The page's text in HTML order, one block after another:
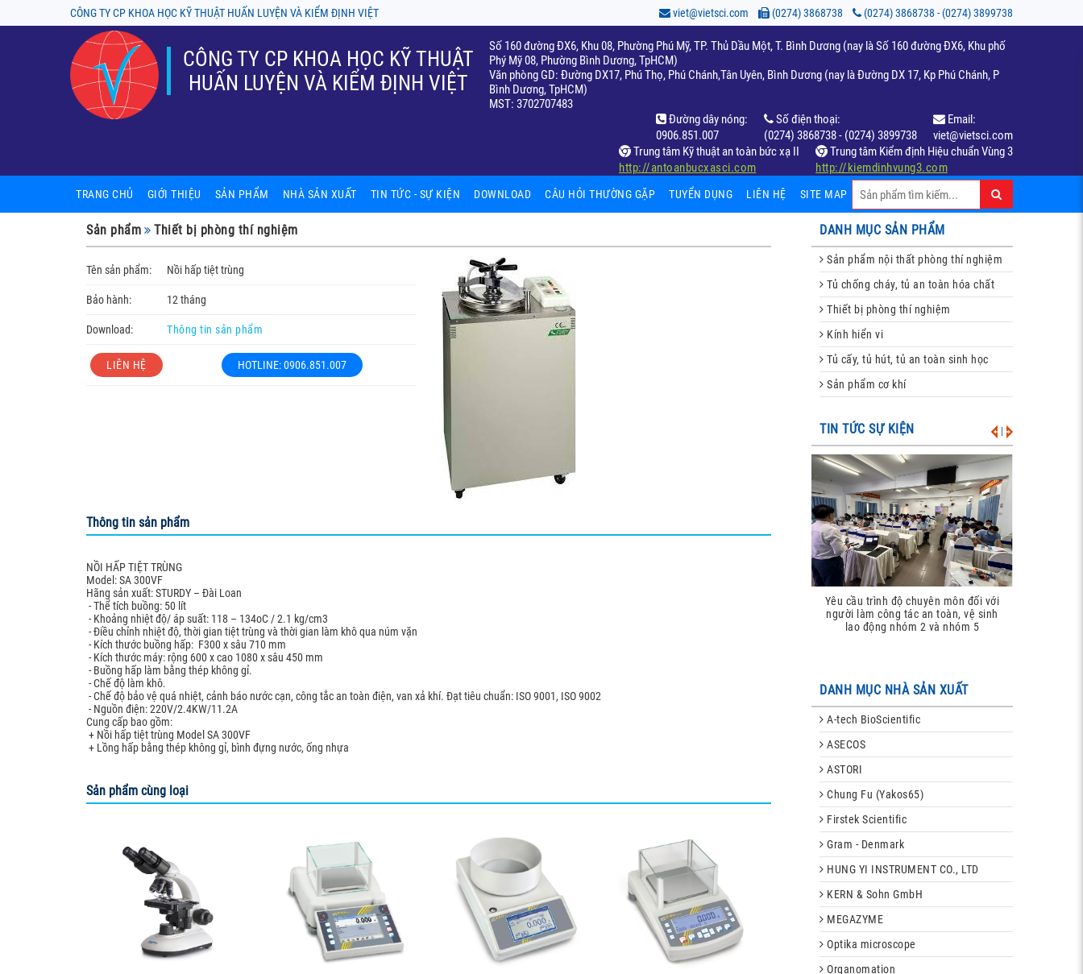
CÔNG TY CP KHOA HỌC KỸ THUẬT HUẤN LUYỆN VÀ KIỂM ĐỊNH VIỆT (0274) 3868738 - (0274) 3899738
(0274) 3868738
viet@vietsci.com
CÔNG TY CP KHOA HỌC KỸ THUẬT
HUẤN LUYỆN VÀ KIỂM ĐỊNH VIỆT
Số 160 đường ĐX6, Khu 08, Phường Phú Mỹ, TP. Thủ Dầu Một, T. Bình Dương (nay là Số 160 đường ĐX6, Khu phố
Phý Mỹ 08, Phường Bình Dương, TpHCM)
Văn phòng GD: Đường DX17, Phú Thọ, Phú Chánh,Tân Uyên, Bình Dương (nay là Đường DX 17, Kp Phú Chánh, P
Bình Dương, TpHCM)
MST: 3702707483
Email:
viet@vietsci.com
Số điện thoại:
(0274) 3868738 - (0274) 3899738
Đường dây nóng:
0906.851.007
Trung tâm Kiểm định Hiệu chuẩn Vùng 3
http://kiemdinhvung3.com
Trung tâm Kỹ thuật an toàn bức xạ II
http://antoanbucxasci.com
TRANG CHỦ GIỚI THIỆU SẢN PHẨM
Sản phẩm nội thất phòng thí nghiệm
Sản phẩm cơ khí
NHÀ SẢN XUẤT
A-tech BioScientific
Gram - Denmark
TIN TỨC - SỰ KIỆN DOWNLOAD CÂU HỎI THƯỜNG GẶP TUYỂN DỤNG LIÊN HỆ SITE MAP
Sản phẩm Thiết bị phòng thí nghiệm
Tên sản phẩm: Nồi hấp tiệt trùng
Bảo hành: 12 tháng
Download: Thông tin sản phẩm
LIÊN HỆ HOTLINE: 0906.851.007
Thông tin sản phẩm
NỒI HẤP TIỆT TRÙNG
Model: SA 300VF
Hãng sản xuất: STURDY – Đài Loan
- Thể tích buồng: 50 lít
- Khoảng nhiệt độ/ áp suất: 118 – 134oC / 2.1 kg/cm3
- Điều chỉnh nhiệt độ, thời gian tiệt trùng và thời gian làm khô qua núm vặn
- Kích thước buồng hấp: F300 x sâu 710 mm
- Kích thước máy: rộng 600 x cao 1080 x sâu 450 mm
- Buồng hấp làm bằng thép không gỉ.
- Chế độ làm khô.
- Chế độ bảo vệ quá nhiệt, cảnh báo nước cạn, công tắc an toàn điện, van xả khí. Đạt tiêu chuẩn: ISO 9001, ISO 9002
- Nguồn điện: 220V/2.4KW/11.2A
Cung cấp bao gồm:
+ Nồi hấp tiệt trùng Model SA 300VF
+ Lồng hấp bằng thép không gỉ, bình đựng nước, ống nhựa
Sản phẩm cùng loại
DANH MỤC SẢN PHẨM
Sản phẩm nội thất phòng thí nghiệm
Tủ chống cháy, tủ an toàn hóa chất
Thiết bị phòng thí nghiệm
Kính hiển vi
Tủ cấy, tủ hút, tủ an toàn sinh học
Sản phẩm cơ khí
TIN TỨC SỰ KIỆN
Đào tạo an toàn bức xạ theo quy định
hiện hành (năm 2025)
DANH MỤC NHÀ SẢN XUẤT
A-tech BioScientific
ASECOS
ASTORI
Chung Fu (Yakos65)
Firstek Scientific
Gram - Denmark
HUNG YI INSTRUMENT CO., LTD
KERN & Sohn GmbH
MEGAZYME
Optika microscope
Organomation